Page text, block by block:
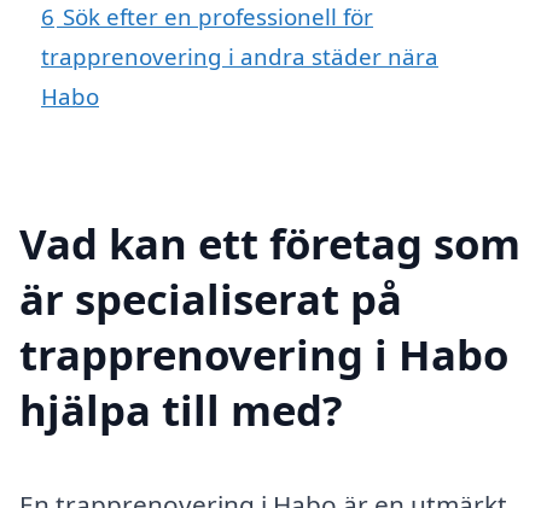
6 Sök efter en professionell för
trapprenovering i andra städer nära
Habo
Vad kan ett företag som
är specialiserat på
trapprenovering i Habo
hjälpa till med?